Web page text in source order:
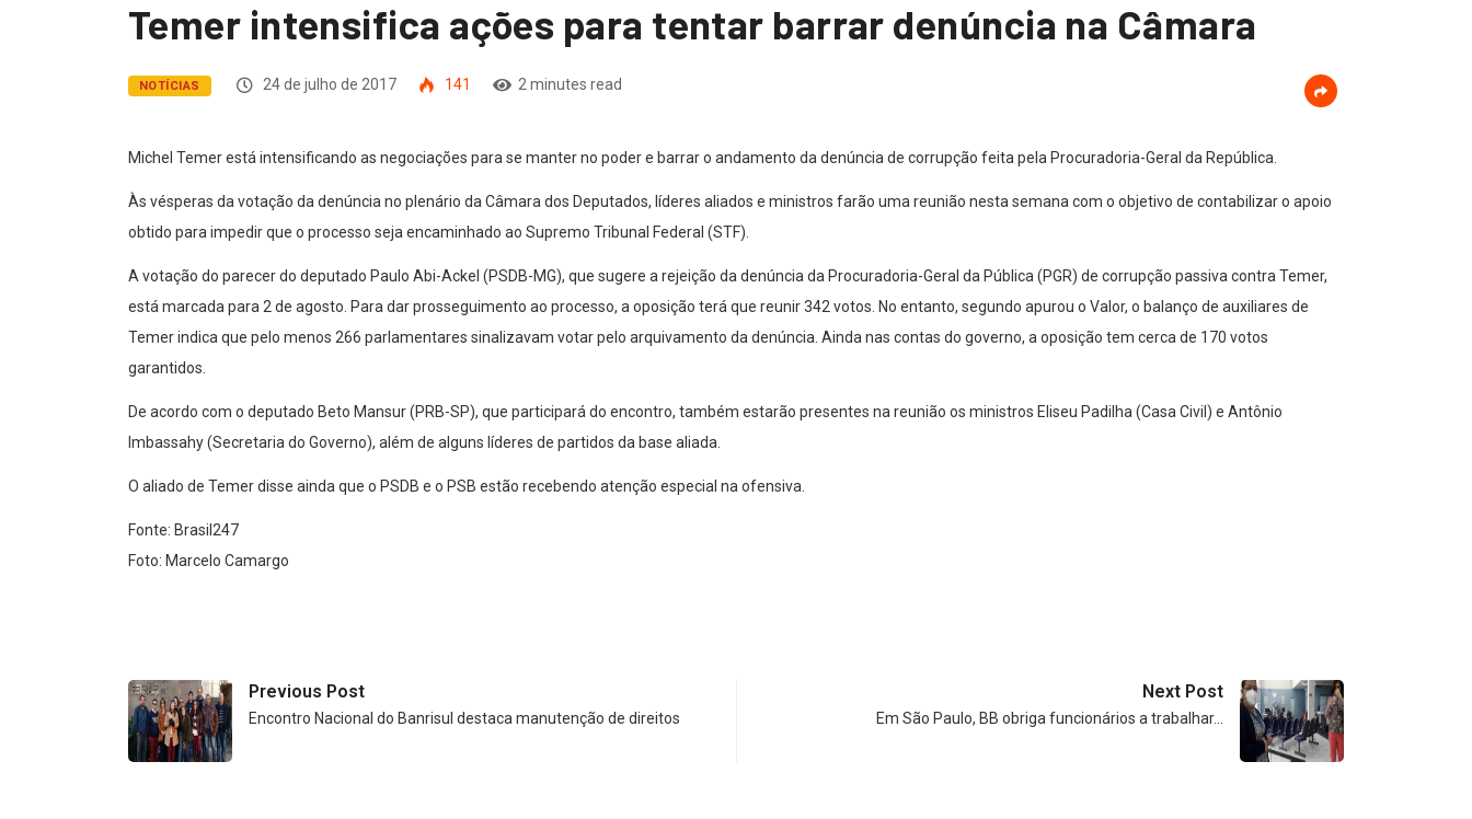
Temer intensifica ações para tentar barrar denúncia na Câmara
NOTÍCIAS 24 de julho de 2017 141 2 minutes read
Michel Temer está intensificando as negociações para se manter no poder e barrar o andamento da denúncia de corrupção feita pela Procuradoria-Geral da República.
Às vésperas da votação da denúncia no plenário da Câmara dos Deputados, líderes aliados e ministros farão uma reunião nesta semana com o objetivo de contabilizar o apoio
obtido para impedir que o processo seja encaminhado ao Supremo Tribunal Federal (STF).
A votação do parecer do deputado Paulo Abi-Ackel (PSDB-MG), que sugere a rejeição da denúncia da Procuradoria-Geral da Pública (PGR) de corrupção passiva contra Temer,
está marcada para 2 de agosto. Para dar prosseguimento ao processo, a oposição terá que reunir 342 votos. No entanto, segundo apurou o Valor, o balanço de auxiliares de
Temer indica que pelo menos 266 parlamentares sinalizavam votar pelo arquivamento da denúncia. Ainda nas contas do governo, a oposição tem cerca de 170 votos
garantidos.
De acordo com o deputado Beto Mansur (PRB-SP), que participará do encontro, também estarão presentes na reunião os ministros Eliseu Padilha (Casa Civil) e Antônio
Imbassahy (Secretaria do Governo), além de alguns líderes de partidos da base aliada.
O aliado de Temer disse ainda que o PSDB e o PSB estão recebendo atenção especial na ofensiva.
Fonte: Brasil247
Foto: Marcelo Camargo
Previous Post
Encontro Nacional do Banrisul destaca manutenção de direitos
Next Post
Em São Paulo, BB obriga funcionários a trabalhar…